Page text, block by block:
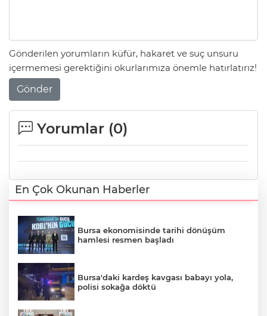
Gönderilen yorumların küfür, hakaret ve suç unsuru
içermemesi gerektiğini okurlarımıza önemle hatırlatırız!
Gönder
Yorumlar (0)
En Çok Okunan Haberler
Bursa ekonomisinde tarihi dönüşüm
hamlesi resmen başladı
Bursa'daki kardeş kavgası babayı yola,
polisi sokağa döktü